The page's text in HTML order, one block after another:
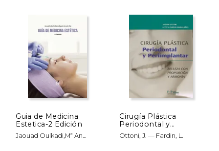
dcto. dcto.
Guia de Medicina
Estetica-2 Edición
Jaouad Oulkadi,Mª An
Cirugía Plástica
Periodontal y
Periimplantar
Ottoni, J. — Fardin, L.